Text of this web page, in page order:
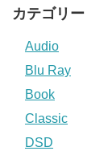
カテゴリー
Audio
Blu Ray
Book
Classic
DSD